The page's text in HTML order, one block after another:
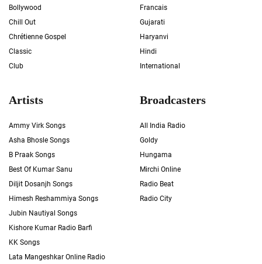
Bollywood
Chill Out
Chrétienne Gospel
Classic
Club
Francais
Gujarati
Haryanvi
Hindi
International
Artists
Ammy Virk Songs
Asha Bhosle Songs
B Praak Songs
Best Of Kumar Sanu
Diljit Dosanjh Songs
Himesh Reshammiya Songs
Jubin Nautiyal Songs
Kishore Kumar Radio Barfi
KK Songs
Lata Mangeshkar Online Radio
Broadcasters
All India Radio
Goldy
Hungama
Mirchi Online
Radio Beat
Radio City